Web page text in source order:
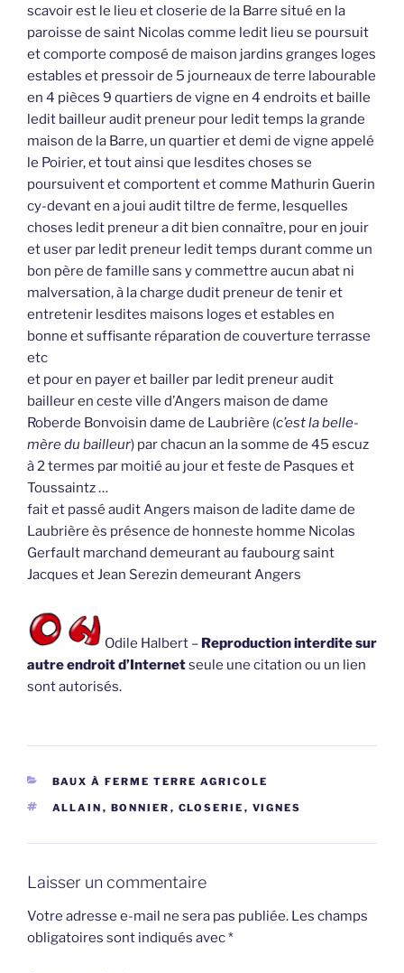
scavoir est le lieu et closerie de la Barre situé en la
paroisse de saint Nicolas comme ledit lieu se poursuit
et comporte composé de maison jardins granges loges
estables et pressoir de 5 journeaux de terre labourable
en 4 pièces 9 quartiers de vigne en 4 endroits et baille
ledit bailleur audit preneur pour ledit temps la grande
maison de la Barre, un quartier et demi de vigne appelé
le Poirier, et tout ainsi que lesdites choses se
poursuivent et comportent et comme Mathurin Guerin
cy-devant en a joui audit tiltre de ferme, lesquelles
choses ledit preneur a dit bien connaître, pour en jouir
et user par ledit preneur ledit temps durant comme un
bon père de famille sans y commettre aucun abat ni
malversation, à la charge dudit preneur de tenir et
entretenir lesdites maisons loges et estables en
bonne et suffisante réparation de couverture terrasse
etc
et pour en payer et bailler par ledit preneur audit
bailleur en ceste ville d’Angers maison de dame
Roberde Bonvoisin dame de Laubrière (c’est la belle-
mère du bailleur) par chacun an la somme de 45 escuz
à 2 termes par moitié au jour et feste de Pasques et
Toussaintz …
fait et passé audit Angers maison de ladite dame de
Laubrière ès présence de honneste homme Nicolas
Gerfault marchand demeurant au faubourg saint
Jacques et Jean Serezin demeurant Angers
Odile Halbert – Reproduction interdite sur
autre endroit d’Internetseule une citation ou un lien
sont autorisés.
CATÉGORIES
BAUX À FERME TERRE AGRICOLE
ÉTIQUETTES
ALLAIN , BONNIER , CLOSERIE , VIGNES
Laisser un commentaire
Votre adresse e-mail ne sera pas publiée. Les champs
obligatoires sont indiqués avec*